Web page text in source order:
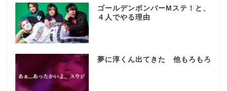
ゴールデンボンバーMステ！と、
４人でやる理由
夢に淳くん出てきた 他もろもろ